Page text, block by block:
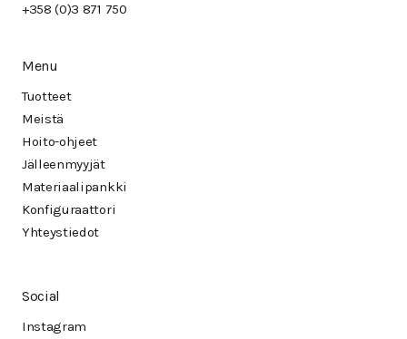
+358 (0)3 871 750
Menu
Tuotteet
Meistä
Hoito-ohjeet
Jälleenmyyjät
Materiaalipankki
Konfiguraattori
Yhteystiedot
Social
Instagram